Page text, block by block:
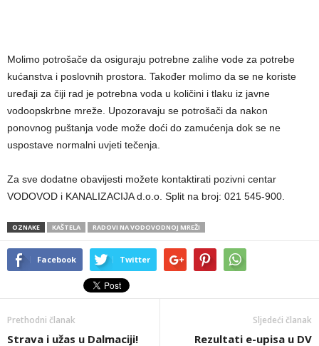
Molimo potrošače da osiguraju potrebne zalihe vode za potrebe
kućanstva i poslovnih prostora. Također molimo da se ne koriste
uređaji za čiji rad je potrebna voda u količini i tlaku iz javne
vodoopskrbne mreže. Upozoravaju se potrošači da nakon
ponovnog puštanja vode može doći do zamućenja dok se ne
uspostave normalni uvjeti tečenja.
Za sve dodatne obavijesti možete kontaktirati pozivni centar
VODOVOD i KANALIZACIJA d.o.o. Split na broj: 021 545-900.
OZNAKE KAŠTELA RADOVI NA VODOVODNOJ MREŽI
Facebook Twitter
Prethodni članak
Strava i užas u Dalmaciji!
Sljedeći članak
Rezultati e-upisa u DV